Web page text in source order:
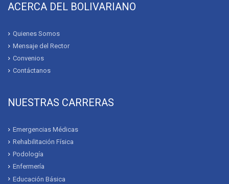
ACERCA DEL BOLIVARIANO
Quienes Somos
Mensaje del Rector
Convenios
Contáctanos
NUESTRAS CARRERAS
Emergencias Médicas
Rehabilitación Física
Podología
Enfermería
Educación Básica